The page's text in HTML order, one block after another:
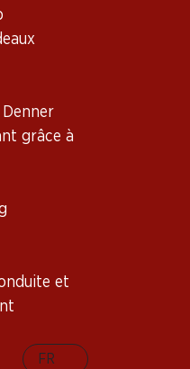
grâce à
et
FR